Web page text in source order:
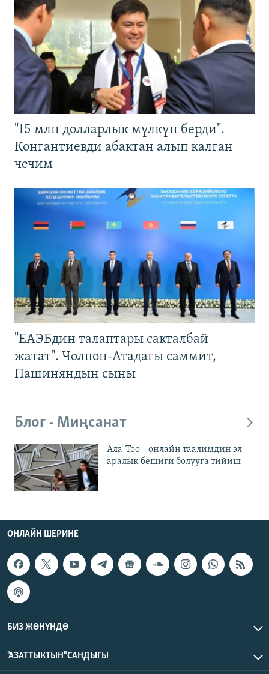
"15 млн долларлык мүлкүн берди".
Конгантиевди абактан алып калган
чечим
"ЕАЭБдин талаптары сакталбай
жатат". Чолпон-Атадагы саммит,
Пашиняндын сыны
Блог - Миңсанат
Ала-Тоо – онлайн таалимдин эл
аралык бешиги болууга тийиш
ОНЛАЙН ШЕРИНЕ
БИЗ ЖӨНҮНДӨ
"АЗАТТЫКТЫН" САНДЫГЫ